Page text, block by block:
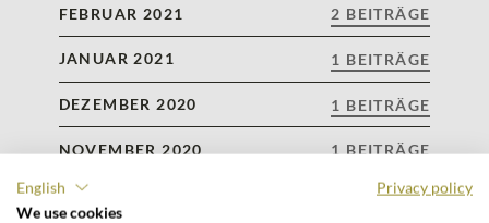
FEBRUAR 2021 2 BEITRÄGE
JANUAR 2021 1 BEITRÄGE
DEZEMBER 2020 1 BEITRÄGE
NOVEMBER 2020 1 BEITRÄGE
MAI 2020 1 BEITRÄGE
English
Privacy policy
We use cookies